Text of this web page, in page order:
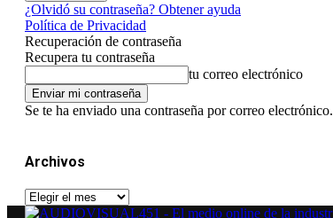
¿Olvidó su contraseña? Obtener ayuda
Política de Privacidad
Recuperación de contraseña
Recupera tu contraseña
tu correo electrónico
Se te ha enviado una contraseña por correo electrónico.
Archivos
Archivos